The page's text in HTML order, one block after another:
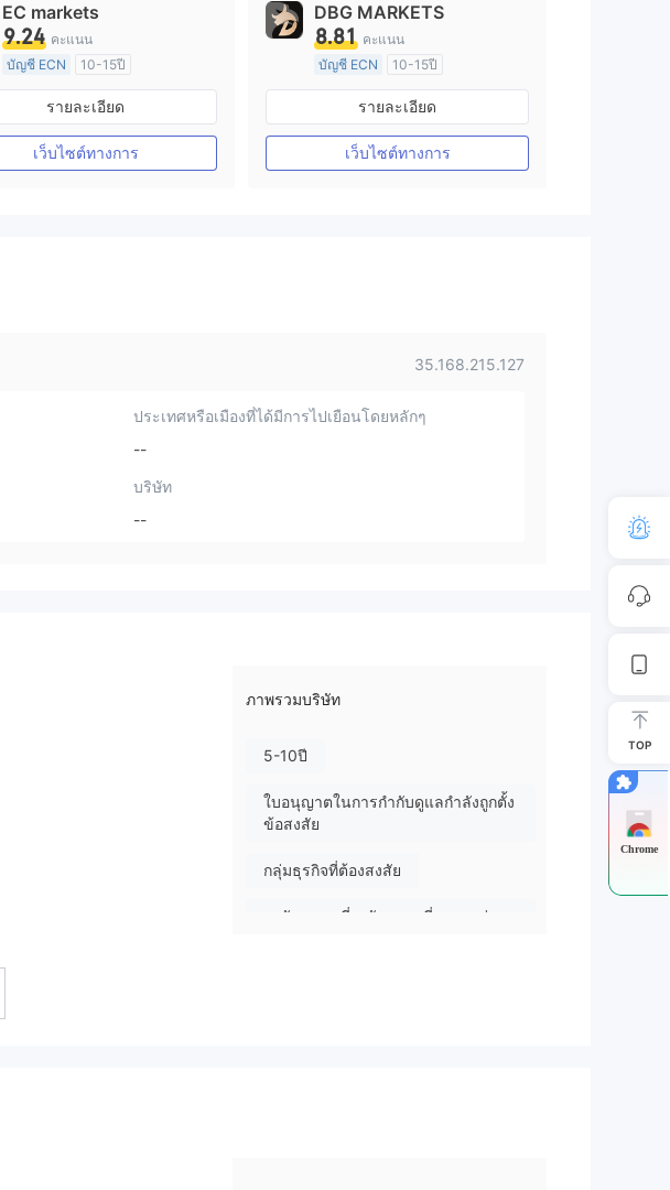
EC markets
9.24 คะแนน
บัญชี ECN
10-15ปี
การกำกับดูแล ออสเตรเลีย
ใบอนุญาต MT4 แบบเต็ม
รายละเอียด
เว็บไซต์ทางการ
DBG MARKETS
8.81 คะแนน
บัญชี ECN
10-15ปี
การกำกับดูแล ออสเตรเลีย
ใบอนุญาต MT4 แบบเต็ม
รายละเอียด
เว็บไซต์ทางการ
35.168.215.127
ประเทศหรือเมืองที่ได้มีการไปเยือนโดยหลักๆ
--
บริษัท
--
ภาพรวมบริษัท
5-10ปี
ใบอนุญาตในการกำกับดูแลกำลังถูกตั้ง
ข้อสงสัย
กลุ่มธุรกิจที่ต้องสงสัย
ระวังความเสี่ยงอันตรายที่อาจจะซ่อน
TOP
Chrome